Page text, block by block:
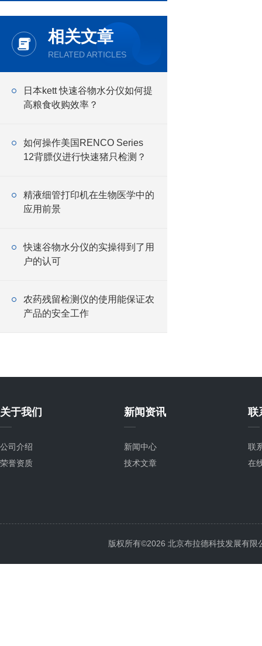
相关文章
RELATED ARTICLES
日本kett 快速谷物水分仪如何提
高粮食收购效率？
如何操作美国RENCO Series
12背膘仪进行快速猪只检测？
精液细管打印机在生物医学中的
应用前景
快速谷物水分仪的实操得到了用
户的认可
农药残留检测仪的使用能保证农
产品的安全工作
关于我们
公司介绍
荣誉资质
新闻资讯
新闻中心
技术文章
联
联
在
版权所有©2026 北京布拉德科技发展有